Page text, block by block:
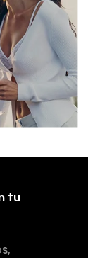
tu